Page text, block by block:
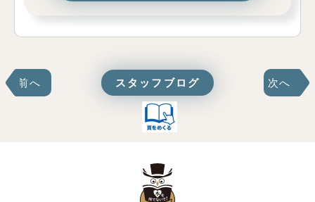
前へ スタッフブログ 次へ